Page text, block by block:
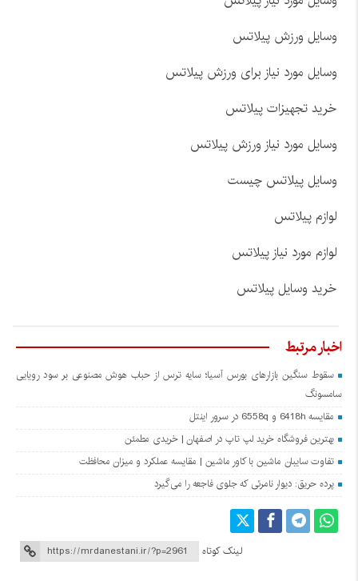
وسایل ورزش پیلاتس
وسایل مورد نیاز برای ورزش پیلاتس
خرید تجهیزات پیلاتس
وسایل مورد نیاز ورزش پیلاتس
وسایل پیلاتس چیست
لوازم پیلاتس
لوازم مورد نیاز پیلاتس
خرید وسایل پیلاتس
اخبار مرتبط
سقوط سنگین بازارهای بورس آسیا؛ سایه ترس از حباب هوش مصنوعی بر سود رویایی
سامسونگ
مقایسه 6418h و 6558q در سرور اینتل
بهترین فروشگاه خرید لپ تاپ در اصفهان | خریدی مطمئن
تفاوت سایبان ماشین با کاور ماشین | مقایسه عملکرد و میزان محافظت
پرده حریق: دیوار نامرئی که جلوی فاجعه را می‌گیرد
لینک کوتاه